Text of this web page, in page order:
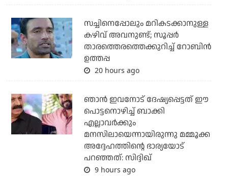
സച്ചിനെപ്പോലും മറികടക്കാനുള്ള
കഴിവ് അവനുണ്ട്; സൂപ്പര്‍
താരത്തെരത്തെക്കുറിച്ച് റോബിന്‍
ഉത്തപ്പ
20 hours ago
ഞാന്‍ ഇവനോട് ദേഷ്യപ്പെട്ടത് ഈ
പൊട്ടനൊഴിച്ച് ബാക്കി
എല്ലാവര്‍ക്കും
മനസിലായെന്നായിരുന്നു മമ്മൂക്ക
അദ്ദേഹത്തിന്റെ ഭാര്യയോട്
പറഞ്ഞത്: സിദ്ദിഖ്
9 hours ago